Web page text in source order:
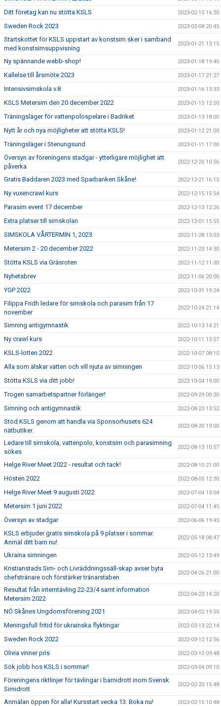
Ditt företag kan nu stötta KSLS 2023-02-15 16:30
Sweden Rock 2023 2023-02-08 20:45
Startskottet för KSLS uppstart av konstsim sker i samband
med konstsimsuppvisning
2023-01-21 13:15
Ny spännande webb-shop! 2023-01-18 19:40
Kallelse till årsmöte 2023 2023-01-17 21:27
Intensivsimskola v.8 2023-01-16 13:33
KSLS Metersim den 20 december 2022 2023-01-15 12:50
Träningsläger för vattenpolospelare i Badriket 2023-01-13 18:00
Nytt år och nya möjligheter att stötta KSLS! 2023-01-12 21:00
Träningsläger i Stenungsund 2023-01-11 17:00
Översyn av föreningens stadgar - ytterligare möjlighet att
påverka
2022-12-26 10:56
Gratis Baddaren 2023 med Sparbanken Skåne! 2022-12-21 16:15
Ny vuxencrawl kurs 2022-12-15 15:54
Parasim event 17 december 2022-12-13 12:26
Extra platser till simskolan 2022-12-01 15:55
SIMSKOLA VÅRTERMIN 1, 2023 2022-11-28 13:03
Metersim 2 - 20 december 2022 2022-11-23 14:30
Stötta KSLS via Gräsroten 2022-11-12 11:30
Nyhetsbrev 2022-11-06 20:00
YGP 2022 2022-10-31 19:24
Filippa Fridh ledare för simskola och parasim från 17
november
2022-10-24 21:14
Simning antigymnastik 2022-10-13 14:21
Ny crawl kurs 2022-10-11 13:57
KSLS-lotten 2022 2022-10-07 08:10
Alla som älskar vatten och vill njuta av simningen 2022-10-06 15:13
Stötta KSLS via ditt jobb! 2022-10-04 19:00
Trogen samarbetspartner förlänger! 2022-09-29 00:30
Simning och antigymnastik 2022-08-23 13:52
Stöd KSLS genom att handla via Sponsorhusets 624
nätbutiker.
2022-08-20 19:00
Ledare till simskola, vattenpolo, konstsim och parasimning
sökes
2022-08-13 10:57
Helge River Meet 2022 - resultat och tack! 2022-08-10 21:00
Hösten 2022 2022-08-05 12:30
Helge River Meet 9 augusti 2022 2022-07-04 13:04
Metersim 1 juni 2022 2022-07-04 11:45
Översyn av stadgar 2022-06-06 19:45
KSLS erbjuder gratis simskola på 9 platser i sommar.
Anmäl ditt barn nu!
2022-05-18 08:47
Ukraina simningen 2022-05-12 13:49
Kristianstads Sim- och Livräddningssäll-skap avser byta
chefstränare och förstärker tränarstaben
2022-04-26 21:00
Resultat från interntävling 22-23/4 samt information
Metersim 2022
2022-04-23 14:20
NÖ Skånes Ungdomsförening 2021 2022-04-02 19:55
Meningsfull fritid för ukrainska flyktingar 2022-03-13 22:14
Sweden Rock 2022 2022-03-12 12:56
Olivia vinner pris 2022-03-10 09:48
Sök jobb hos KSLS i sommar! 2022-03-04 09:10
Föreningens riktlinjer för tävlingar i barnidrott inom Svensk
Simidrott
2022-02-20 15:48
Anmälan öppen för alla! Kursstart vecka 13. Boka nu! 2022-02-15 10:48